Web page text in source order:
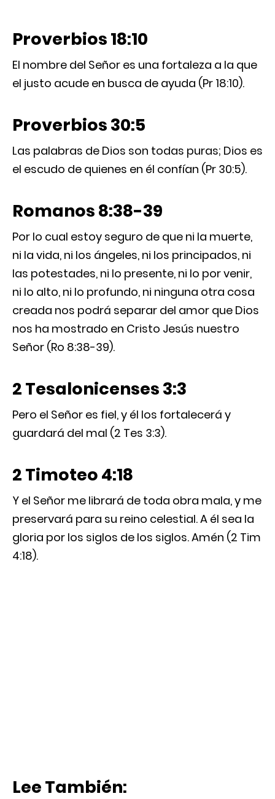
Proverbios 18:10
El nombre del Señor es una fortaleza a la que
el justo acude en busca de ayuda (Pr 18:10).
Proverbios 30:5
Las palabras de Dios son todas puras; Dios es
el escudo de quienes en él confían (Pr 30:5).
Romanos 8:38-39
Por lo cual estoy seguro de que ni la muerte,
ni la vida, ni los ángeles, ni los principados, ni
las potestades, ni lo presente, ni lo por venir,
ni lo alto, ni lo profundo, ni ninguna otra cosa
creada nos podrá separar del amor que Dios
nos ha mostrado en Cristo Jesús nuestro
Señor (Ro 8:38-39).
2 Tesalonicenses 3:3
Pero el Señor es fiel, y él los fortalecerá y
guardará del mal (2 Tes 3:3).
2 Timoteo 4:18
Y el Señor me librará de toda obra mala, y me
preservará para su reino celestial. A él sea la
gloria por los siglos de los siglos. Amén (2 Tim
4:18).
Lee También: